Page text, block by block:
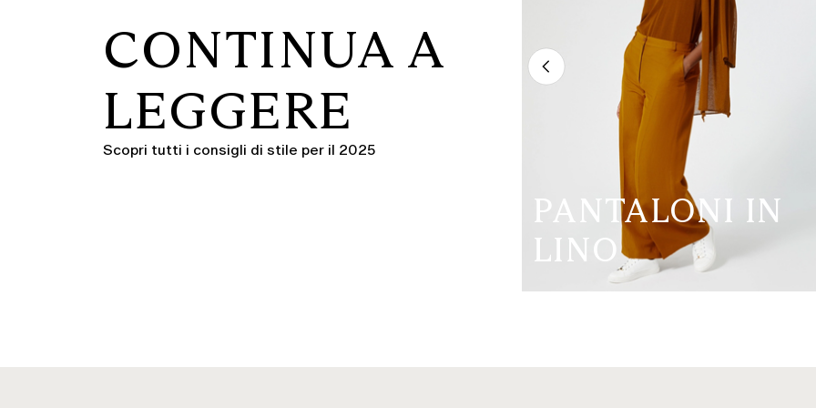
CONTINUA A
LEGGERE
Scopri tutti i consigli di stile per il 2025
PANTALONI IN
LINO